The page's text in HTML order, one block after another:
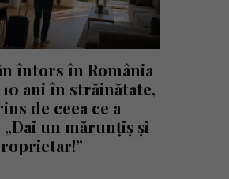
întors în România
ani în străinătate,
de ceea ce a
„Dai un mărunțiș și